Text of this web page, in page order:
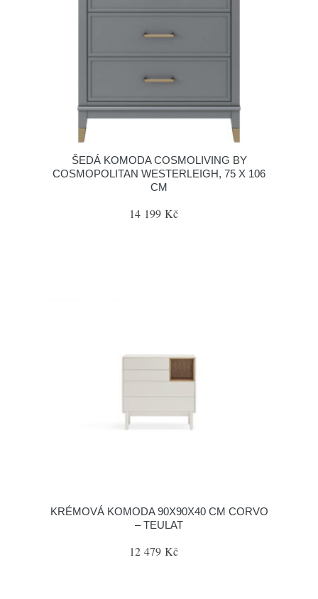
ŠEDÁ KOMODA COSMOLIVING BY
COSMOPOLITAN WESTERLEIGH, 75 X 106
CM
14 199 Kč
KRÉMOVÁ KOMODA 90X90X40 CM CORVO
– TEULAT
12 479 Kč